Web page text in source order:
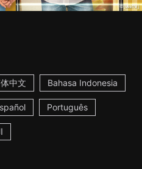
中文 Bahasa Indonesia
Português